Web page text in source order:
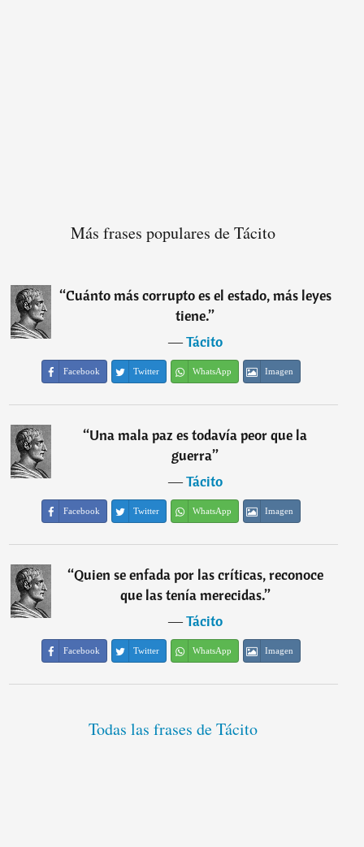
Más frases populares de Tácito
“Cuánto más corrupto es el estado, más leyes
tiene.”
―Tácito
Facebook Twitter WhatsApp Imagen
“Una mala paz es todavía peor que la
guerra”
―Tácito
Facebook Twitter WhatsApp Imagen
“Quien se enfada por las críticas, reconoce
que las tenía merecidas.”
―Tácito
Facebook Twitter WhatsApp Imagen
Todas las frases de Tácito